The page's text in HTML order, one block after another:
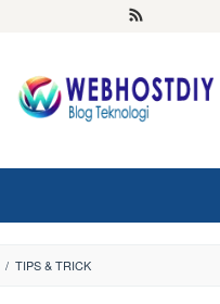
/ TIPS & TRICK